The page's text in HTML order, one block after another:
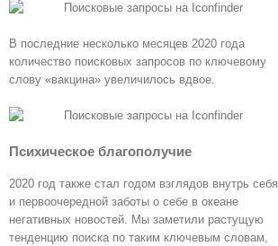
В последние несколько месяцев 2020 года
количество поисковых запросов по ключевому
слову «вакцина» увеличилось вдвое.
Психическое благополучие
2020 год также стал годом взглядов внутрь себя
и первоочередной заботы о себе в океане
негативных новостей. Мы заметили растущую
тенденцию поиска по таким ключевым словам,